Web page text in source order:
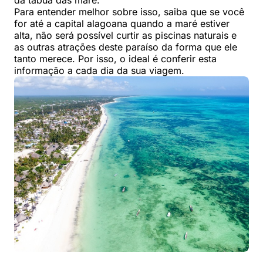
Para entender melhor sobre isso, saiba que se você
for até a capital alagoana quando a maré estiver
alta, não será possível curtir as piscinas naturais e
as outras atrações deste paraíso da forma que ele
tanto merece. Por isso, o ideal é conferir esta
informação a cada dia da sua viagem.